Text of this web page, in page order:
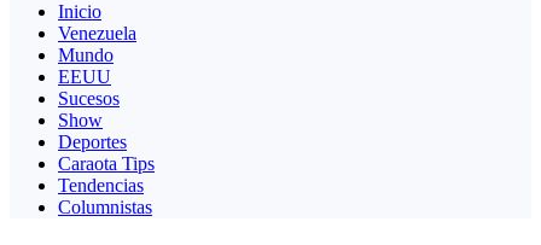
Inicio
Venezuela
Mundo
EEUU
Sucesos
Show
Deportes
Caraota Tips
Tendencias
Columnistas